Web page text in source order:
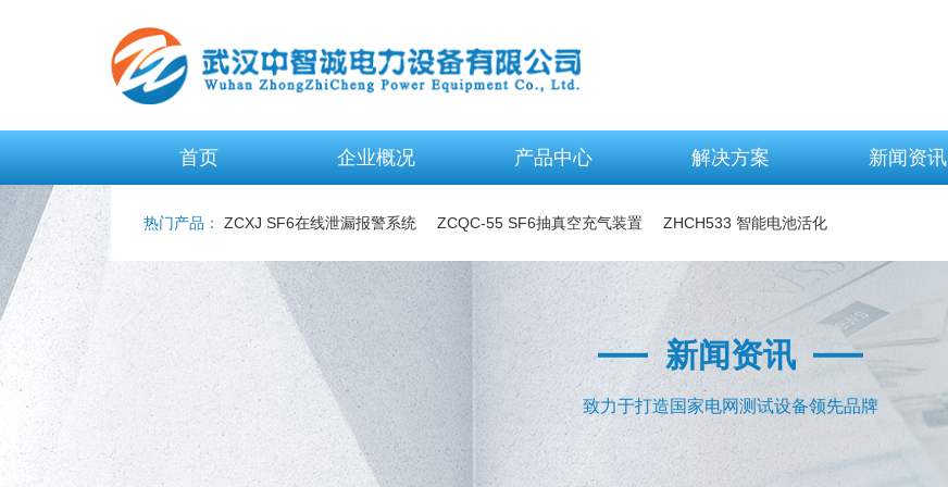
首页 企业概况 产品中心 解决方案 新闻资讯
热门产品： ZCXJ SF6在线泄漏报警系统 ZCQC-55 SF6抽真空充气装置 ZHCH533 智能电池活化
ZCGK-II 高低压开关通电试验台 ZCGK-F 高压开关综合特性测试仪
新闻资讯
致力于打造国家电网测试设备领先品牌